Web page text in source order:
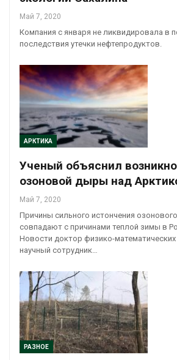
Май 7, 2020
Компания с января не ликвидировала в
последствия утечки нефтепродуктов.
АРКТИКА
Ученый объяснил
озоновой дыры над
Май 7, 2020
Причины сильного истончения
совпадают с причинами теплой зимы в
Новости доктор физико-математических
научный сотрудник…
РАЗНОЕ